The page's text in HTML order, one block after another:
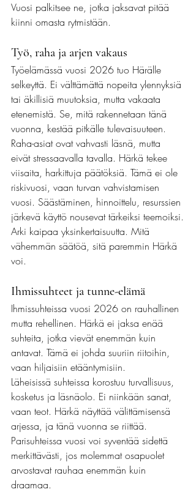
Vuosi palkitsee ne, jotka jaksavat pitää
kiinni omasta rytmistään.
Työ, raha ja arjen vakaus
Työelämässä vuosi 2026 tuo Härälle
selkeyttä. Ei välttämättä nopeita ylennyksiä
tai äkillisiä muutoksia, mutta vakaata
etenemistä. Se, mitä rakennetaan tänä
vuonna, kestää pitkälle tulevaisuuteen.
Raha-asiat ovat vahvasti läsnä, mutta
eivät stressaavalla tavalla. Härkä tekee
viisaita, harkittuja päätöksiä. Tämä ei ole
riskivuosi, vaan turvan vahvistamisen
vuosi. Säästäminen, hinnoittelu, resurssien
järkevä käyttö nousevat tärkeiksi teemoiksi.
Arki kaipaa yksinkertaisuutta. Mitä
vähemmän säätöä, sitä paremmin Härkä
voi.
Ihmissuhteet ja tunne-elämä
Ihmissuhteissa vuosi 2026 on rauhallinen
mutta rehellinen. Härkä ei jaksa enää
suhteita, jotka vievät enemmän kuin
antavat. Tämä ei johda suuriin riitoihin,
vaan hiljaisiin etääntymisiin.
Läheisissä suhteissa korostuu turvallisuus,
kosketus ja läsnäolo. Ei niinkään sanat,
vaan teot. Härkä näyttää välittämisensä
arjessa, ja tänä vuonna se riittää.
Parisuhteissa vuosi voi syventää sidettä
merkittävästi, jos molemmat osapuolet
arvostavat rauhaa enemmän kuin
draamaa.